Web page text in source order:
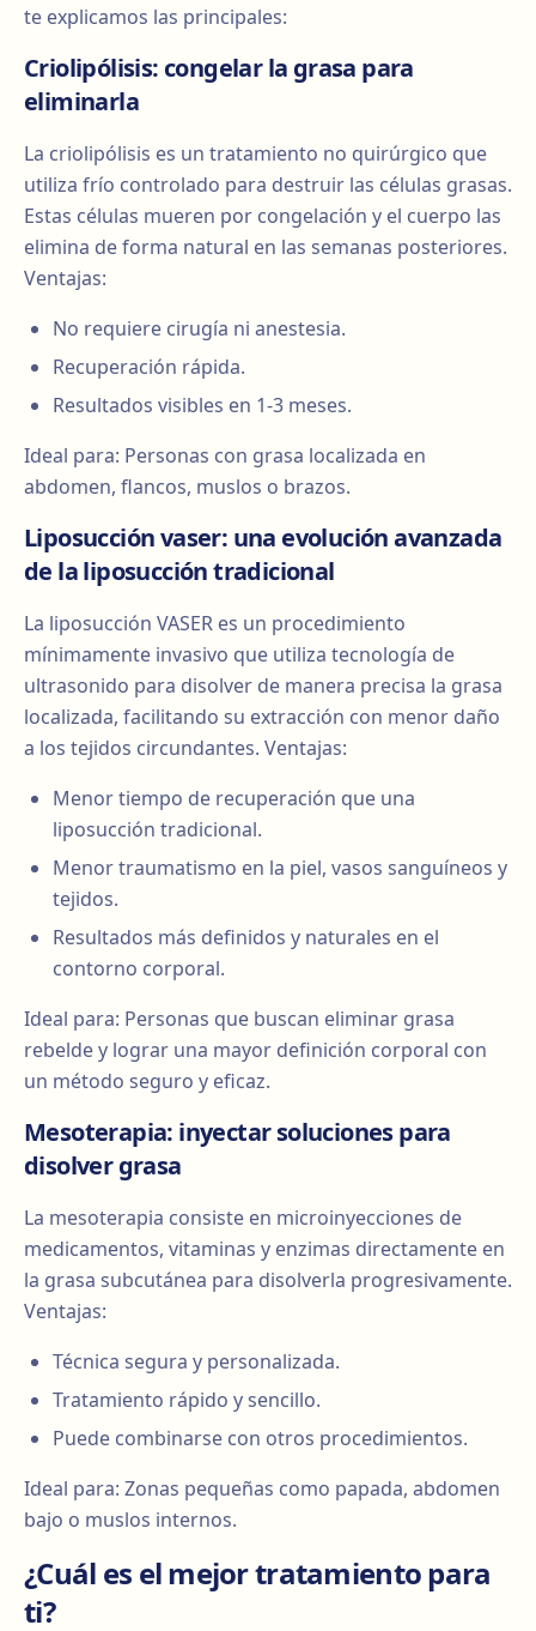
te explicamos las principales:
Criolipólisis: congelar la grasa para
eliminarla
La criolipólisis es un tratamiento no quirúrgico que
utiliza frío controlado para destruir las células grasas.
Estas células mueren por congelación y el cuerpo las
elimina de forma natural en las semanas posteriores.
Ventajas:
No requiere cirugía ni anestesia.
Recuperación rápida.
Resultados visibles en 1-3 meses.
Ideal para: Personas con grasa localizada en
abdomen, flancos, muslos o brazos.
Liposucción vaser: una evolución avanzada
de la liposucción tradicional
La liposucción VASER es un procedimiento
mínimamente invasivo que utiliza tecnología de
ultrasonido para disolver de manera precisa la grasa
localizada, facilitando su extracción con menor daño
a los tejidos circundantes. Ventajas:
Menor tiempo de recuperación que una
liposucción tradicional.
Menor traumatismo en la piel, vasos sanguíneos y
tejidos.
Resultados más definidos y naturales en el
contorno corporal.
Ideal para: Personas que buscan eliminar grasa
rebelde y lograr una mayor definición corporal con
un método seguro y eficaz.
Mesoterapia: inyectar soluciones para
disolver grasa
La mesoterapia consiste en microinyecciones de
medicamentos, vitaminas y enzimas directamente en
la grasa subcutánea para disolverla progresivamente.
Ventajas:
Técnica segura y personalizada.
Tratamiento rápido y sencillo.
Puede combinarse con otros procedimientos.
Ideal para: Zonas pequeñas como papada, abdomen
bajo o muslos internos.
¿Cuál es el mejor tratamiento para
ti?